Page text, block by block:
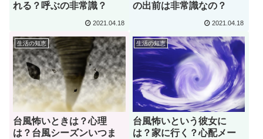
れる？呼ぶの非常識？
2021.04.18
の出前は非常識なの？
2021.04.18
生活の知恵
台風怖いときは？心理
は？台風シーズンいつま
生活の知恵
台風怖いという彼女に
は？家に行く？心配メー